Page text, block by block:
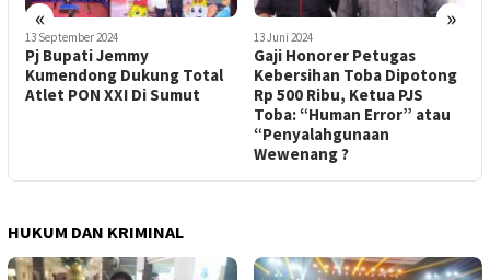
« »
13 September 2024
Pj Bupati Jemmy
Kumendong Dukung Total
Atlet PON XXI Di Sumut
13 Juni 2024
Gaji Honorer Petugas
Kebersihan Toba Dipotong
Rp 500 Ribu, Ketua PJS
Toba: “Human Error” atau
“Penyalahgunaan
Wewenang ?
HUKUM DAN KRIMINAL